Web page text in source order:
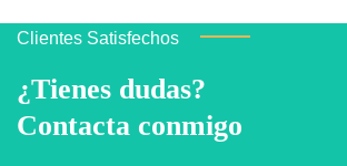
Clientes Satisfechos
¿Tienes dudas?
Contacta conmigo